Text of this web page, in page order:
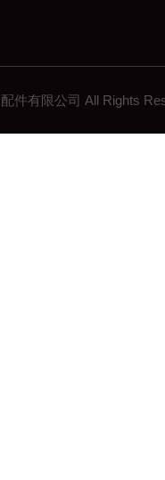
湖南塑料拖链
湖南钢制拖链
湖南机床工作灯
件有限公司 All Rights